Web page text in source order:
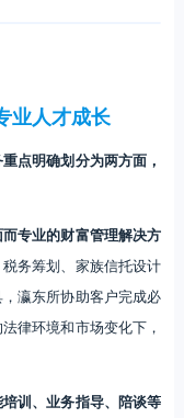
业人才成长
点明确划分为两方面，
专业的财富管理解决方
务筹划、家族信托设计
瀛东所协助客户完成必
律环境和市场变化下，
训、业务指导、陪谈等